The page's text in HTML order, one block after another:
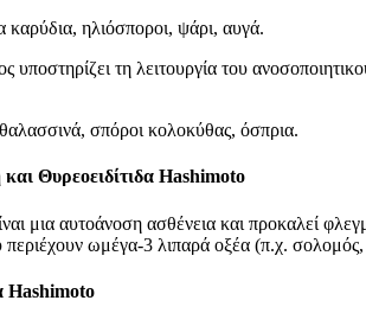
καρύδια, ηλιόσποροι, ψάρι, αυγά.
υποστηρίζει τη λειτουργία του
σπόροι κολοκύθας, όσπρια.
Θυρεοειδίτιδα Hashimoto
μια αυτοάνοση ασθένεια και προκαλεί
ωμέγα-3 λιπαρά οξέα (π.χ.
Hashimoto